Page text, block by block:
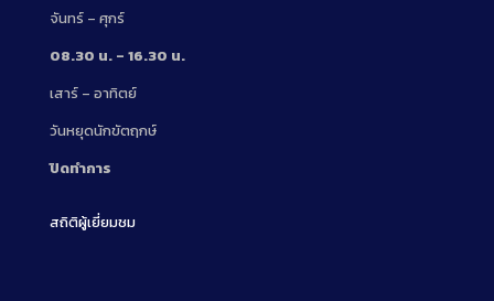
จันทร์ – ศุกร์
08.30 น. – 16.30 น.
เสาร์ – อาทิตย์
วันหยุดนักขัตฤกษ์
ปิดทำการ
สถิติผู้เยี่ยมชม